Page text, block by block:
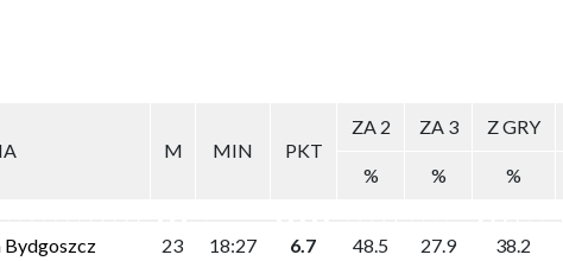
M MIN PKT
ZA 2 ZA 3 Z GRY
%
% %
Bydgoszcz 23 18:27 6.7 48.5 27.9 38.2